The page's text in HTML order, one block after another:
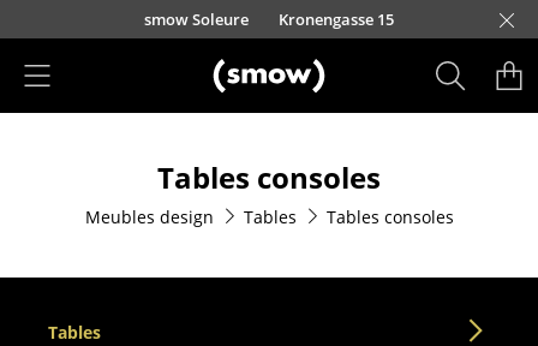
Accéder directement au contenu
smow Soleure Kronengasse 15
Chaises de cuisine & salle à manger
Canapés
Fauteuils
Tables consoles
Meubles design Tables Tables consoles
Tables